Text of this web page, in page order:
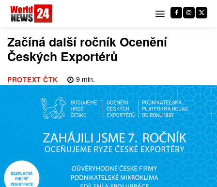
Začíná další ročník Ocenění
Českých Exportérů
PROTEXT ČTK 9min.